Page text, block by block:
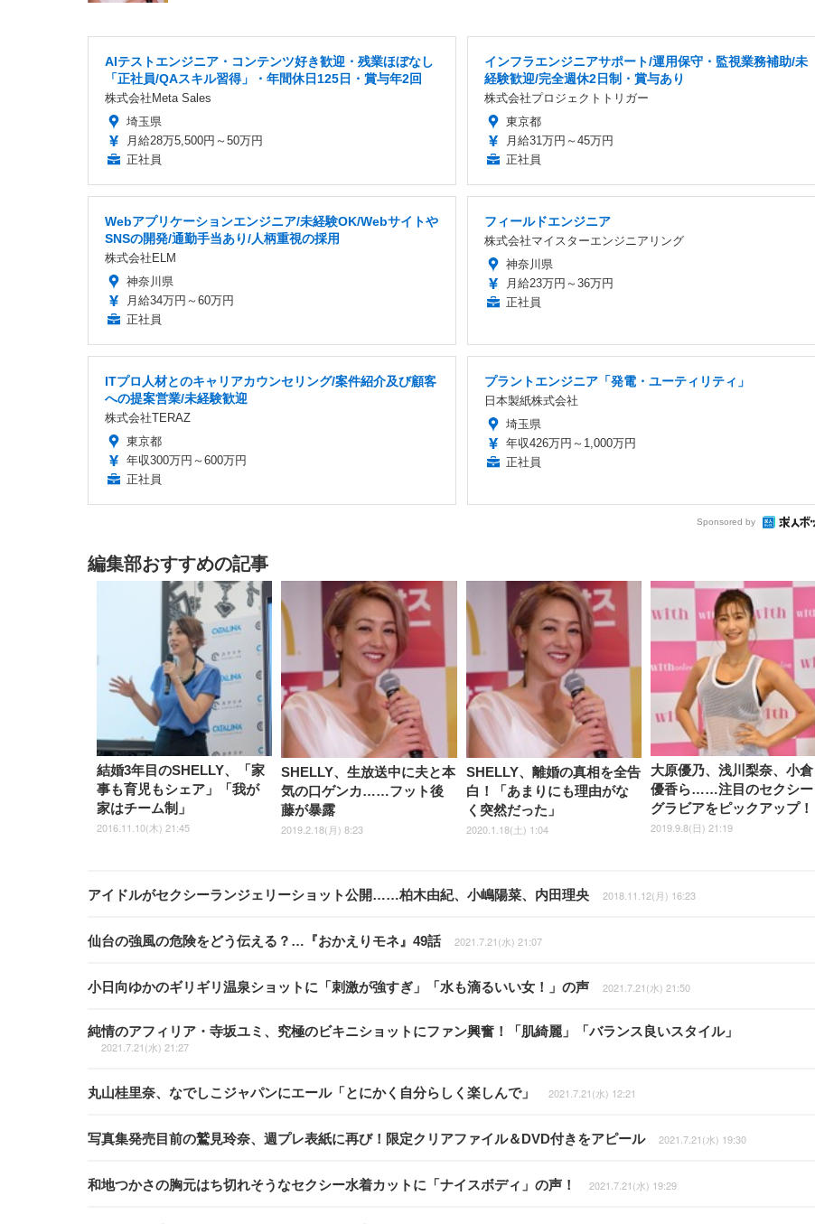
AIテストエンジニア・コンテンツ好き歓迎・残業ほぼなし
「正社員/QAスキル習得」・年間休日125日・賞与年2回
株式会社Meta Sales
埼玉県
月給28万5,500円～50万円
正社員
インフラエンジニアサポート/運用保守・監視業務補助/未
経験歓迎/完全週休2日制・賞与あり
株式会社プロジェクトトリガー
東京都
月給31万円～45万円
正社員
Webアプリケーションエンジニア/未経験OK/Webサイトや
SNSの開発/通勤手当あり/人柄重視の採用
株式会社ELM
神奈川県
月給34万円～60万円
正社員
フィールドエンジニア
株式会社マイスターエンジニアリング
神奈川県
月給23万円～36万円
正社員
ITプロ人材とのキャリアカウンセリング/案件紹介及び顧客
への提案営業/未経験歓迎
株式会社TERAZ
東京都
年収300万円～600万円
正社員
プラントエンジニア「発電・ユーティリティ」
日本製紙株式会社
埼玉県
年収426万円～1,000万円
正社員
Sponsored by
編集部おすすめの記事
結婚3年目のSHELLY、「家
事も育児もシェア」「我が
家はチーム制」
2016.11.10(木) 21:45
SHELLY、生放送中に夫と本
気の口ゲンカ……フット後
藤が暴露
2019.2.18(月) 8:23
SHELLY、離婚の真相を全告
白！「あまりにも理由がな
く突然だった」
2020.1.18(土) 1:04
大原優乃、浅川梨奈、小倉
優香ら……注目のセクシー
グラビアをピックアップ！
2019.9.8(日) 21:19
アイドルがセクシーランジェリーショット公開……柏木由紀、小嶋陽菜、内田理央 2018.11.12(月) 16:23
仙台の強風の危険をどう伝える？…『おかえりモネ』49話 2021.7.21(水) 21:07
小日向ゆかのギリギリ温泉ショットに「刺激が強すぎ」「水も滴るいい女！」の声 2021.7.21(水) 21:50
純情のアフィリア・寺坂ユミ、究極のビキニショットにファン興奮！「肌綺麗」「バランス良いスタイル」
2021.7.21(水) 21:27
丸山桂里奈、なでしこジャパンにエール「とにかく自分らしく楽しんで」 2021.7.21(水) 12:21
写真集発売目前の鷲見玲奈、週プレ表紙に再び！限定クリアファイル＆DVD付きをアピール 2021.7.21(水) 19:30
和地つかさの胸元はち切れそうなセクシー水着カットに「ナイスボディ」の声！ 2021.7.21(水) 19:29